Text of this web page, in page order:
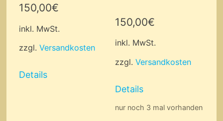
150,00€
inkl. MwSt.
zzgl. Versandkosten
Details
150,00€
inkl. MwSt.
zzgl.Versandkosten
Details
nur noch 3 mal vorhanden